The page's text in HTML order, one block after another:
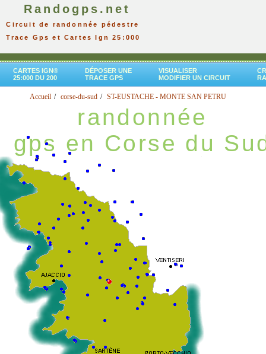
Randogps.net
Circuit de randonnée pédestre
Trace Gps et Cartes Ign 25:000
CARTES IGN®
25:000 DU 200
DÉPOSER UNE
TRACE GPS
VISUALISER
MODIFIER UN CIRCUIT
Accueil corse-du-sud ST-EUSTACHE - MONTE SAN PETRU
randonnée
gps en Corse du